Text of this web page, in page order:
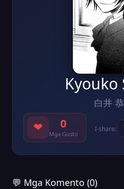
Kyouko
白井
❤ 0
Mga Gusto
I-share:
💬 Mga Komento (0)